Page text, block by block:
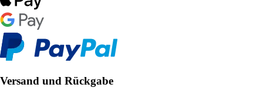
Versand und Rückgabe